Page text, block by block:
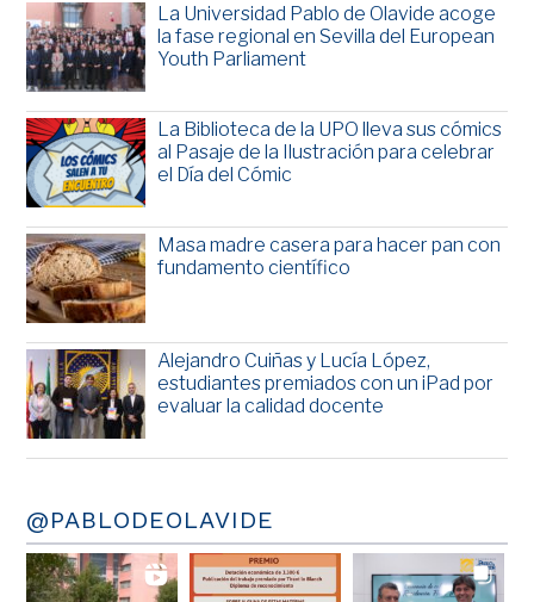
La Universidad Pablo de Olavide acoge
la fase regional en Sevilla del European
Youth Parliament
La Biblioteca de la UPO lleva sus cómics
al Pasaje de la Ilustración para celebrar
el Día del Cómic
Masa madre casera para hacer pan con
fundamento científico
Alejandro Cuiñas y Lucía López,
estudiantes premiados con un iPad por
evaluar la calidad docente
@PABLODEOLAVIDE